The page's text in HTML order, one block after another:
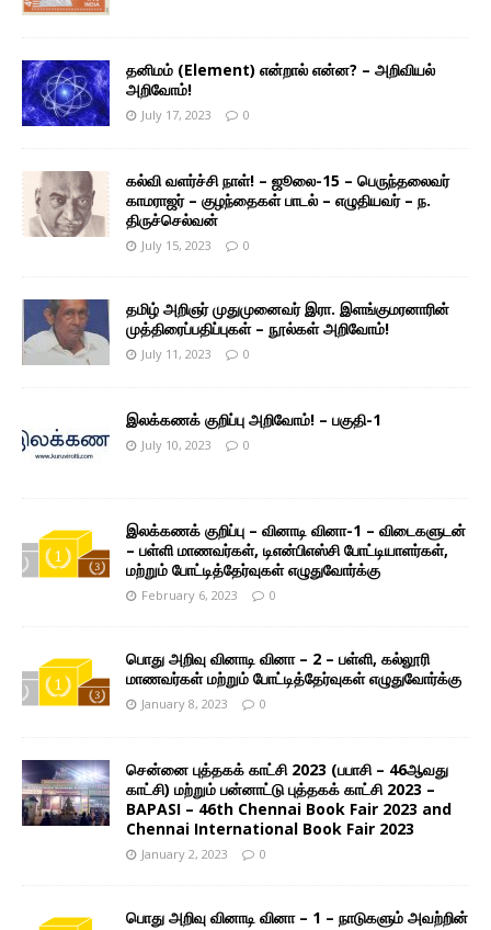
தனிமம் (Element) என்றால் என்ன? – அறிவியல்
அறிவோம்!
July 17, 2023 0
கல்வி வளர்ச்சி நாள்! – ஜூலை-15 – பெருந்தலைவர்
காமராஜர் – குழந்தைகள் பாடல் – எழுதியவர் – ந.
திருச்செல்வன்
July 15, 2023 0
தமிழ் அறிஞர் முதுமுனைவர் இரா. இளங்குமரனாரின்
முத்திரைப்பதிப்புகள் – நூல்கள் அறிவோம்!
July 11, 2023 0
இலக்கணக் குறிப்பு அறிவோம்! – பகுதி-1
July 10, 2023 0
இலக்கணக் குறிப்பு – வினாடி வினா-1 – விடைகளுடன்
– பள்ளி மாணவர்கள், டிஎன்பிஎஸ்சி போட்டியாளர்கள்,
மற்றும் போட்டித்தேர்வுகள் எழுதுவோர்க்கு
February 6, 2023 0
பொது அறிவு வினாடி வினா – 2 – பள்ளி, கல்லூரி
மாணவர்கள் மற்றும் போட்டித்தேர்வுகள் எழுதுவோர்க்கு
January 8, 2023 0
சென்னை புத்தகக் காட்சி 2023 (பபாசி – 46ஆவது
காட்சி) மற்றும் பன்னாட்டு புத்தகக் காட்சி 2023 –
BAPASI – 46th Chennai Book Fair 2023 and
Chennai International Book Fair 2023
January 2, 2023 0
பொது அறிவு வினாடி வினா – 1 – நாடுகளும் அவற்றின்